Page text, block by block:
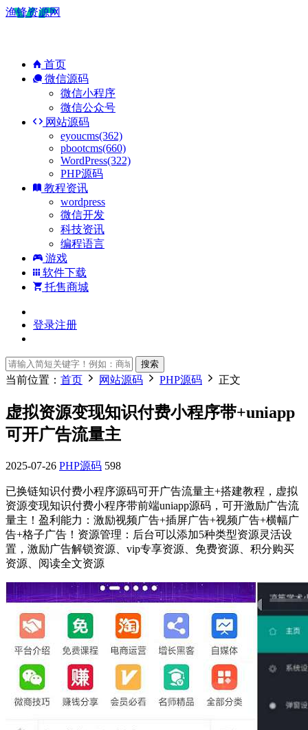
渔锋资源网
首页
微信源码
微信小程序
微信公众号
网站源码
eyoucms(362)
pbootcms(660)
WordPress(322)
PHP源码
教程资讯
wordpress
微信开发
科技资讯
编程语言
游戏
软件下载
托售商城
登录注册
搜索
当前位置： 首页 网站源码 PHP源码 正文
虚拟资源变现知识付费小程序带+uniapp
可开广告流量主
2025-07-26 PHP源码 598
已换链知识付费小程序源码可开广告流量主+搭建教程，虚拟
资源变现知识付费小程序带前端uniapp源码，可开激励广告流
量主！盈利能力：激励视频广告+插屏广告+视频广告+横幅广
告+格子广告！资源管理：后台可以添加5种类型资源灵活设
置，激励广告解锁资源、vip专享资源、免费资源、积分购买
资源、阅读全文资源